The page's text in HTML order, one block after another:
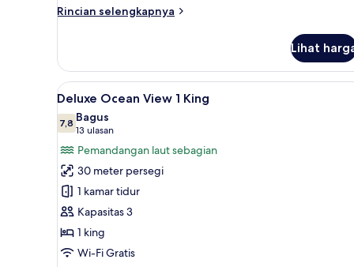
Rincian selengkapnya
Rincian
Deluxe
King
Lihat
Lihat
semua
foto
untuk
Deluxe
Ocean
View
1
King
Deluxe Ocean View 1 King | 1
5
Deluxe Ocean View 1 King
7,87,8 dari 10
Bagus
13 ulasan
(13
ulasan)
Pemandangan laut sebagian
30 meter persegi
1 kamar tidur
Kapasitas 3
1 king
Wi-Fi Gratis